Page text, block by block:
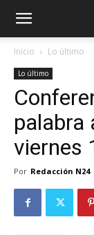
Inicio Lo último
Lo último
palabra
viernes
Por Redacción N24